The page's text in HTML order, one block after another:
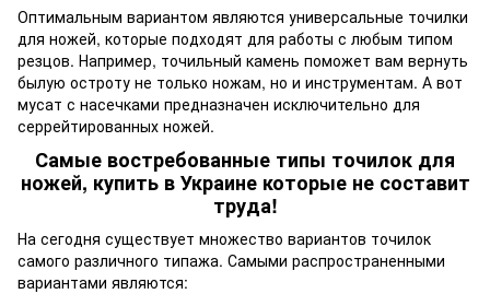
Оптимальным вариантом являются универсальные точилки
для ножей, которые подходят для работы с любым типом
резцов. Например, точильный камень поможет вам вернуть
былую остроту не только ножам, но и инструментам. А вот
мусат с насечками предназначен исключительно для
серрейтированных ножей.
Самые востребованные типы точилок для
ножей, купить в Украине которые не составит
труда!
На сегодня существует множество вариантов точилок
самого различного типажа. Самыми распространенными
вариантами являются: